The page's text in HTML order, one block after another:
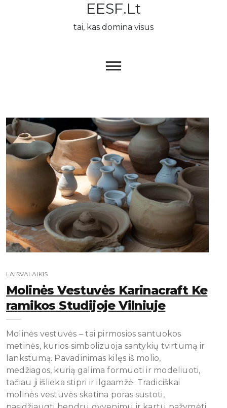
EESF.lt
tai, kas domina visus
LAISVALAIKIS
Molinės Vestuvės Karinacraft Ke
Ramikos Studijoje Vilniuje
Molinės vestuvės – tai pirmosios santuokos
metinės, kurios simbolizuoja santykių tvirtumą ir
lankstumą. Pavadinimas kilęs iš molio,
medžiagos, kurią galima formuoti ir modeliuoti,
tačiau ji išlieka stipri ir ilgaamžė. Tradiciškai
molinės vestuvės skatina poras sustoti,